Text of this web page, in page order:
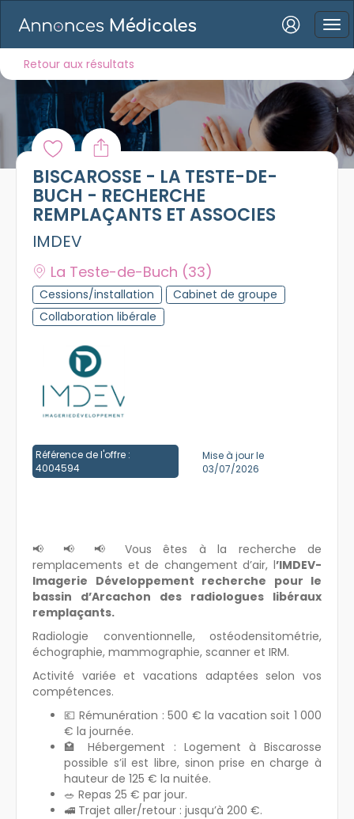
Mot de passe oublié ?
Connexion
Se connecter avec LinkedIn
Retour aux résultats
BISCAROSSE - LA TESTE-DE-
BUCH - RECHERCHE
REMPLAÇANTS ET ASSOCIES
IMDEV
La Teste-de-Buch (33)
Cessions/installation
Cabinet de groupe
Collaboration libérale
Référence de l'offre :
4004594
Mise à jour le
03/07/2026
📢 📢 📢 Vous êtes à la recherche de
remplacements et de changement d’air, l’IMDEV-
Imagerie Développement recherche pour le
bassin d’Arcachon des radiologues libéraux
remplaçants.
Radiologie conventionnelle, ostéodensitométrie,
échographie, mammographie, scanner et IRM.
Activité variée et vacations adaptées selon vos
compétences.
💶 Rémunération : 500 € la vacation soit 1 000
€ la journée.
🏩 Hébergement : Logement à Biscarosse
possible s’il est libre, sinon prise en charge à
hauteur de 125 € la nuitée.
🥗 Repas 25 € par jour.
🚅 Trajet aller/retour : jusqu’à 200 €.